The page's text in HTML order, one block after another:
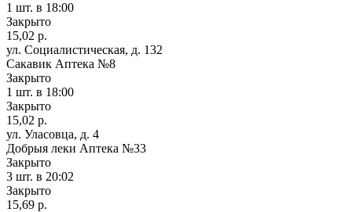
1 шт. в 18:00
Закрыто
15,02 р.
ул. Социалистическая, д. 132
Сакавик Аптека №8
Закрыто
1 шт. в 18:00
Закрыто
15,02 р.
ул. Уласовца, д. 4
Добрыя леки Аптека №33
Закрыто
3 шт. в 20:02
Закрыто
15,69 р.